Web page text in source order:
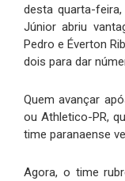
desta quarta-
Júnior abriu
Pedro e Éverton
dois para dar
Quem avançar
ou Athletico-PR,
time paranaense
Agora, o time